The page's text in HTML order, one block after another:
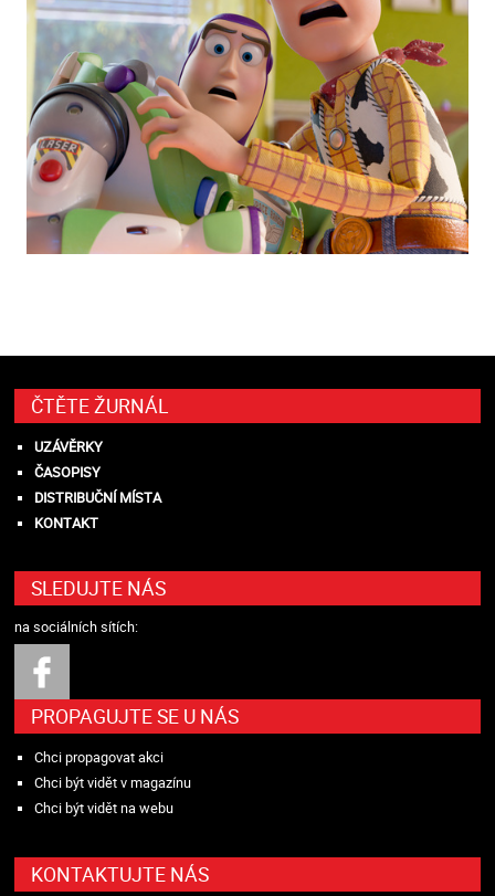
ČTĚTE ŽURNÁL
UZÁVĚRKY
ČASOPISY
DISTRIBUČNÍ MÍSTA
KONTAKT
SLEDUJTE NÁS
na sociálních sítích:
PROPAGUJTE SE U NÁS
Chci propagovat akci
Chci být vidět v magazínu
Chci být vidět na webu
KONTAKTUJTE NÁS